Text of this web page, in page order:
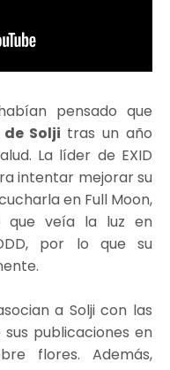
pensado que
Solji tras un año
La líder de EXID
intentar mejorar su
en Full Moon,
que veía la luz en
por lo que su
a Solji con las
publicaciones en
flores. Además,